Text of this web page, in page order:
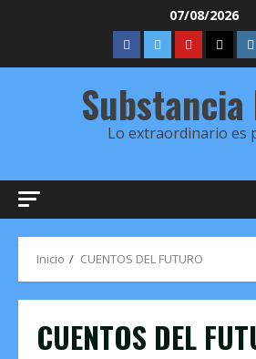
07/08/2026
FBK TW YT
Lo extraordinario es
Inicio CUENTOS DEL FUTURO
CUENTOS DEL